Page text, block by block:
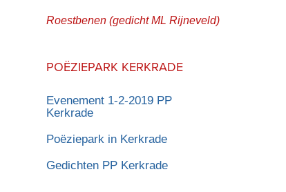
Roestbenen (gedicht ML Rijneveld)
POËZIEPARK KERKRADE
Evenement 1-2-2019 PP
Kerkrade
Poëziepark in Kerkrade
Gedichten PP Kerkrade